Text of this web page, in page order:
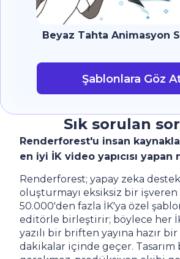
Beyaz Tahta Animasyon
Şablonlara Göz
Sık sorulan
Renderforest'u insan
en iyi İK video yapıcısı yapan
Renderforest; yapay zeka
oluşturmayı eksiksiz bir
50.000'den fazla İK'ya özel
editörle birleştirir; böylece her
yazılı bir briften yayına hazır
dakikalar içinde geçer. Tasarım